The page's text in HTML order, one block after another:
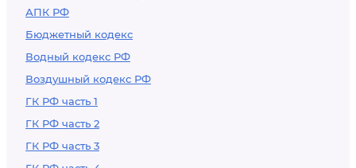
АПК РФ
Бюджетный кодекс
Водный кодекс РФ
Воздушный кодекс РФ
ГК РФ часть 1
ГК РФ часть 2
ГК РФ часть 3